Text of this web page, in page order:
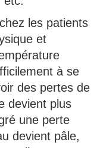
les patients
et
à se
des pertes de
devient plus
une perte
devient pâle,